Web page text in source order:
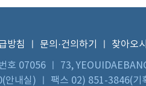
방침 문의·건의하기
찾아오
호 07056 ㅣ 73,
내실) ㅣ 팩스 02) 851-3846(기